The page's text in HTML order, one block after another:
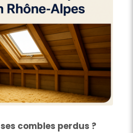
combles perdus ?